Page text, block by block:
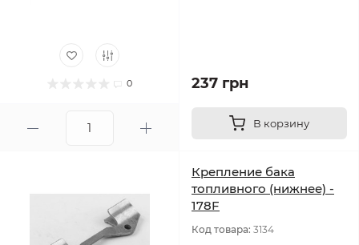
0 237 грн
В корзину
Крепление бака
топливного (нижнее) -
178F
Код товара: 3134